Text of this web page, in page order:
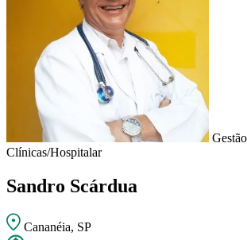
Clínicas/Hospitalar
Sandro Scárdua
Cananéia, SP